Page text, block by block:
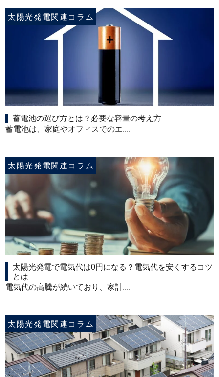
太陽光発電関連コラム
蓄電池の選び方とは？必要な容量の考え方
蓄電池は、家庭やオフィスでのエ....
太陽光発電関連コラム
太陽光発電で電気代は0円になる？電気代を安くするコツ
とは
電気代の高騰が続いており、家計....
太陽光発電関連コラム